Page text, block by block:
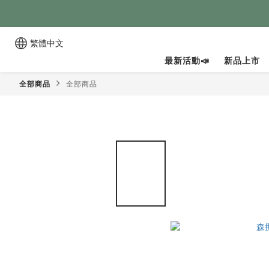
繁體中文
最新活動📣
新品上市
全部商品 全部商品